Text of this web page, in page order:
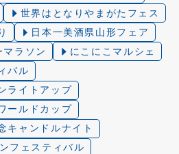
世界はとなりやまがたフェス
日本一美酒県山形フェア
ラソン
にこにこマルシェ
バル
ライトアップ
ールドカップ
キャンドルナイト
フェスティバル